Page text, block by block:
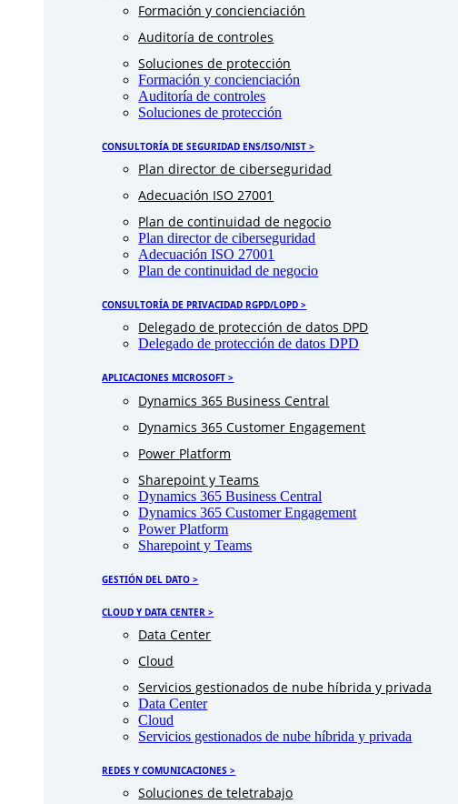
Formación y concienciación
Auditoría de controles
Soluciones de protección
Formación y concienciación
Auditoría de controles
Soluciones de protección
CONSULTORÍA DE SEGURIDAD ENS/ISO/NIST >
Plan director de ciberseguridad
Adecuación ISO 27001
Plan de continuidad de negocio
Plan director de ciberseguridad
Adecuación ISO 27001
Plan de continuidad de negocio
CONSULTORÍA DE PRIVACIDAD RGPD/LOPD >
Delegado de protección de datos DPD
Delegado de protección de datos DPD
APLICACIONES MICROSOFT >
Dynamics 365 Business Central
Dynamics 365 Customer Engagement
Power Platform
Sharepoint y Teams
Dynamics 365 Business Central
Dynamics 365 Customer Engagement
Power Platform
Sharepoint y Teams
GESTIÓN DEL DATO >
CLOUD Y DATA CENTER >
Data Center
Cloud
Servicios gestionados de nube híbrida y privada
Data Center
Cloud
Servicios gestionados de nube híbrida y privada
REDES Y COMUNICACIONES >
Soluciones de teletrabajo